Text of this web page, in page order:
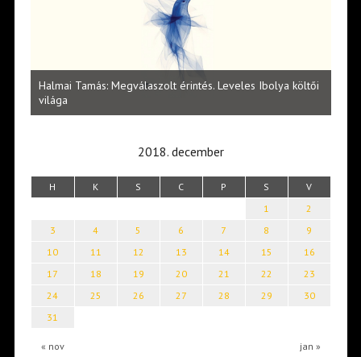
Halmai Tamás: Megválaszolt érintés. Leveles Ibolya költői
világa
2018. december
H K S C P S V
« nov jan »
1
2
3
4 5 6 7 8
9
10
11 12 13 14 15
16
17
18 19 20 21 22
23
24
25 26 27 28 29
30
31